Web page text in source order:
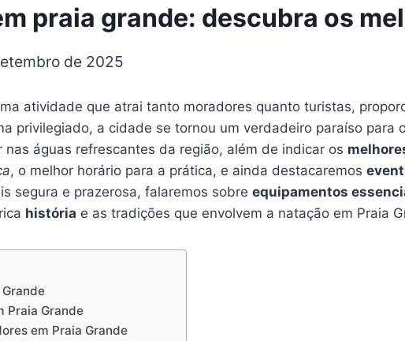
praia grande: descubra os
de 2025
atividade que atrai tanto moradores quanto turistas,
privilegiado, a cidade se tornou um verdadeiro paraíso
nas águas refrescantes da região, além de indicar os
, o melhor horário para a prática, e ainda destacaremos
segura e prazerosa, falaremos sobre equipamentos
história e as tradições que envolvem a natação em Praia
Praia Grande
em Praia Grande